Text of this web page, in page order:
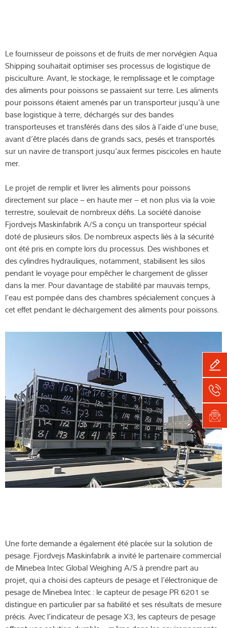
Le fournisseur de poissons et de fruits de mer norvégien Aqua
Shipping souhaitait optimiser ses processus de logistique de
pisciculture. Avant, le stockage, le remplissage et le comptage
des aliments pour poissons se passaient sur terre. Les aliments
pour poissons étaient amenés par un transporteur jusqu’à une
base logistique à terre, déchargés sur des bandes
transporteuses et transférés dans des silos à l’aide d’une buse,
avant d’être placés dans de grands sacs, pesés et transportés
sur un navire de transport jusqu’aux fermes piscicoles en haute
mer.
Le projet de remplir et livrer les aliments pour poissons
directement sur place – en haute mer – et non plus via la voie
terrestre, soulevait de nombreux défis. La société danoise
Fjordvejs Maskinfabrik A/S a conçu un transporteur spécial
doté de plusieurs silos. De nombreux aspects liés à la sécurité
ont été pris en compte lors du processus. Des wishbones et
des cylindres hydrauliques, notamment, stabilisent les silos
pendant le voyage pour empêcher le chargement de glisser
dans la mer. Pour davantage de stabilité par mauvais temps,
l’eau est pompée dans des chambres spécialement conçues à
cet effet pendant le déchargement des aliments pour poissons.
Une forte demande a également été placée sur la solution de
pesage. Fjordvejs Maskinfabrik a invité le partenaire commercial
de Minebea Intec Global Weighing A/S à prendre part au
projet, qui a choisi des capteurs de pesage et l’électronique de
pesage de Minebea Intec : le capteur de pesage PR 6201 se
distingue en particulier par sa fiabilité et ses résultats de mesure
précis. Avec l’indicateur de pesage X3, les capteurs de pesage